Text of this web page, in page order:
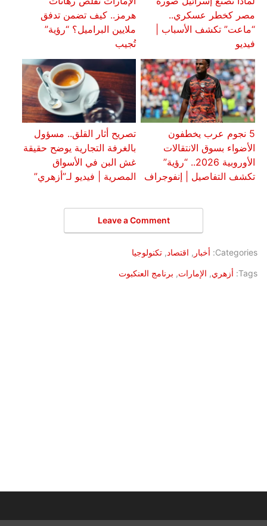
مصر كخطر عسكري..
“ماعت” تكشف الأسباب |
فيديو
هرمز.. كيف تضمن تدفق
ملايين البراميل؟ “رؤية”
تُجيب
5 نجوم عرب يخطفون
الأضواء بسوق الانتقالات
الأوروبية 2026.. “رؤية”
تكشف التفاصيل | إنفوجراف
تصريح أثار القلق.. مسؤول
بالغرفة التجارية يوضح حقيقة
غش البن في الأسواق
المصرية | فيديو لـ”أزهري”
Leave a Comment
Categories: أخبار , اقتصاد, تكنولوجيا
Tags: أزهري, الإمارات, برنامج العنكبوت